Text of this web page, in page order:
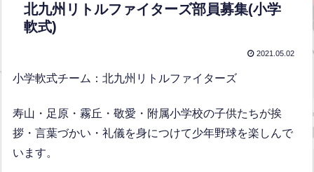
北九州リトルファイターズ部員募集(小学
軟式)
2021.05.02
小学軟式チーム：北九州リトルファイターズ
寿山・足原・霧丘・敬愛・附属小学校の子供たちが挨
拶・言葉づかい・礼儀を身につけて少年野球を楽しんで
います。